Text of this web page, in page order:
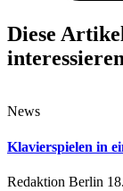
Diese
interessieren
News
Klavierspielen in
Redaktion Berlin